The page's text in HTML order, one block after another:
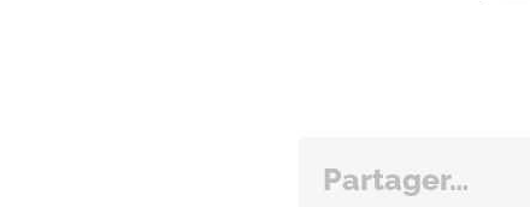
Partager…